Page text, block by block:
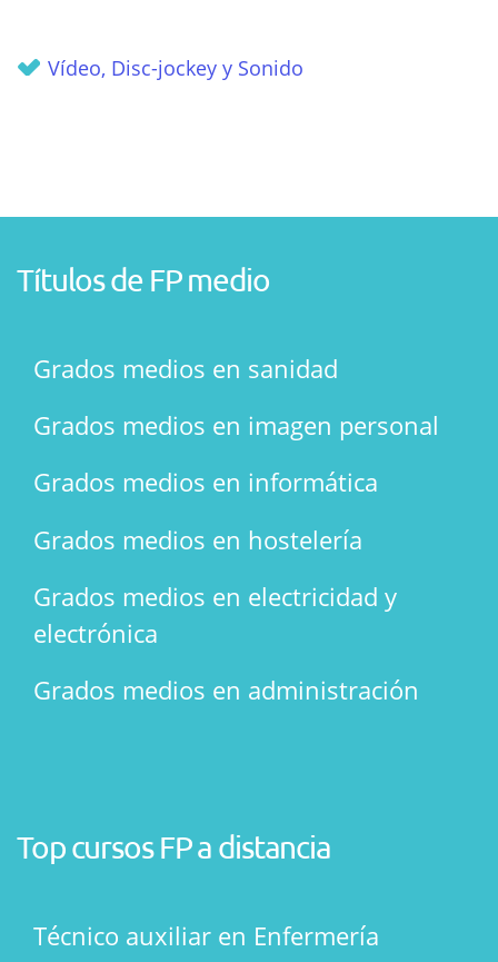
Vídeo, Disc-jockey y Sonido
Títulos de FP medio
Grados medios en sanidad
Grados medios en imagen personal
Grados medios en informática
Grados medios en hostelería
Grados medios en electricidad y
electrónica
Grados medios en administración
Top cursos FP a distancia
Técnico auxiliar en Enfermería